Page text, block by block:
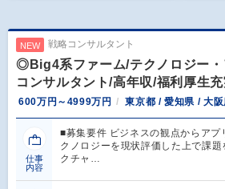
NEW 戦略コンサルタント
◎Big4系ファーム/テクノロジー・
コンサルタント/高年収/福利厚生
600万円～4999万円 東京都 / 愛知県 / 大
仕事
内容
■募集要件 ビジネスの観点からアプ
クノロジーを現状評価した上で課
クチャ…